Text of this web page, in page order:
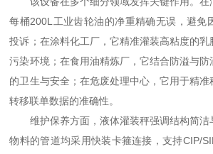
每桶200L工业齿轮油的净重精确无误，避免
投诉；在涂料化工厂，它精准灌装高粘度的
污染环境；在食用油精炼厂，它结合防溢与
的卫生与安全；在危废处理中心，它用于精
转移联单数据的准确性。
维护保养方面，液体灌装秤强调结构简洁
物料的管道均采用快装卡箍连接，支持CIP/